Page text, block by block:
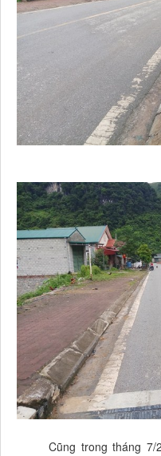
Cũng trong tháng 7/